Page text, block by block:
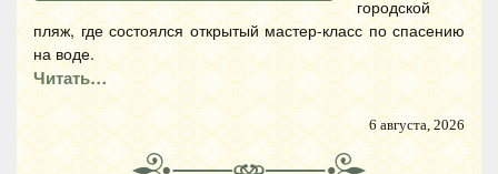
городской
пляж, где состоялся открытый мастер-класс по спасению
на воде.
Читать…
6 августа, 2026